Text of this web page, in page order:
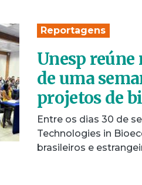
Reportagens
Unesp reúne
de uma
projetos de
Entre os dias 30 de
Technologies in
brasileiros e